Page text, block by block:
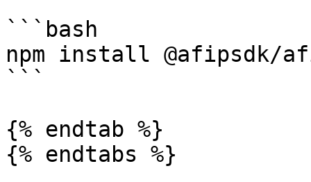
```bash
npm install @afipsdk/
```
{% endtab %}
{% endtabs %}